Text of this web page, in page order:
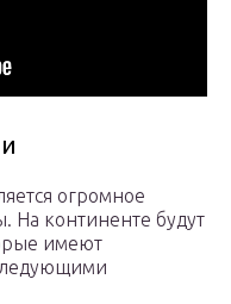
огромное
континенте будут
имеют